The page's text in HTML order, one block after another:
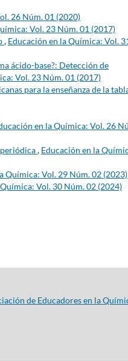
26 Núm. 01 (2020)
Vol. 23 Núm. 01 (2017)
, Educación en la Química: Vol.
ácido-base?: Detección de
Vol. 23 Núm. 01 (2017)
para la enseñanza de la
en la Química: Vol. 26
periódica, Educación en la
Química: Vol. 29 Núm. 02 (2023)
Vol. 30 Núm. 02 (2024)
de Educadores en la